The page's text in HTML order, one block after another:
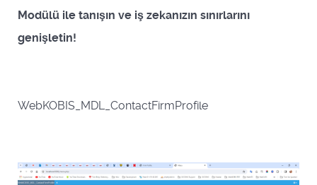
Modülü ile tanışın ve iş zekanızın sınırlarını
genişletin!
WebKOBIS_MDL_ContactFirmProfile